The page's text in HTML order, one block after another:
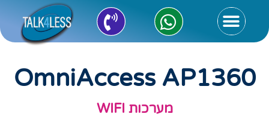
OmniAccess AP1360
מערכות WIFI